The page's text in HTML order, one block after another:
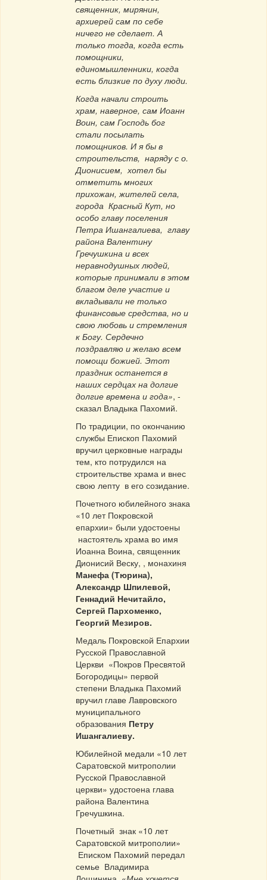
священник, мирянин,
архиерей сам по себе
ничего не сделает. А
только тогда, когда есть
помощники,
единомышленники, когда
есть близкие по духу люди.
Когда начали строить
храм, наверное, сам Иоанн
Воин, сам Господь бог
стали посылать
помощников. И я бы в
строительств, наряду с о.
Дионисием, хотел бы
отметить многих
прихожан, жителей села,
города Красный Кут, но
особо главу поселения
Петра Ишангалиева, главу
района Валентину
Гречушкина и всех
неравнодушных людей,
которые принимали в этом
благом деле участие и
вкладывали не только
финансовые средства, но и
свою любовь и стремления
к Богу. Сердечно
поздравляю и желаю всем
помощи божией. Этот
праздник останется в
наших сердцах на долгие
долгие времена и года», -
сказал Владыка Пахомий.
По традиции, по окончанию
службы Епископ Пахомий
вручил церковные награды
тем, кто потрудился на
строительстве храма и внес
свою лепту в его созидание.
Почетного юбилейного знака
«10 лет Покровской
епархии» были удостоены
настоятель храма во имя
Иоанна Воина, священник
Дионисий Веску, , монахиня
Манефа (Тюрина),
Александр Шпилевой,
Геннадий Нечитайло,
Сергей Пархоменко,
Георгий Мезиров.
Медаль Покровской Епархии
Русской Православной
Церкви «Покров Пресвятой
Богородицы» первой
степени Владыка Пахомий
вручил главе Лавровского
муниципального
образования Петру
Ишангалиеву.
Юбилейной медали «10 лет
Саратовской митрополии
Русской Православной
церкви» удостоена глава
района Валентина
Гречушкина.
Почетный знак «10 лет
Саратовской митрополии»
Еписком Пахомий передал
семье Владимира